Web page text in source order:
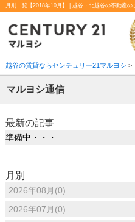
月別一覧【2018年10月】 | 越谷・北越谷の不動産の
越谷の賃貸ならセンチュリー21マルヨシ >
マルヨシ通信
最新の記事
準備中・・・
月別
2026年08月(0)
2026年07月(0)